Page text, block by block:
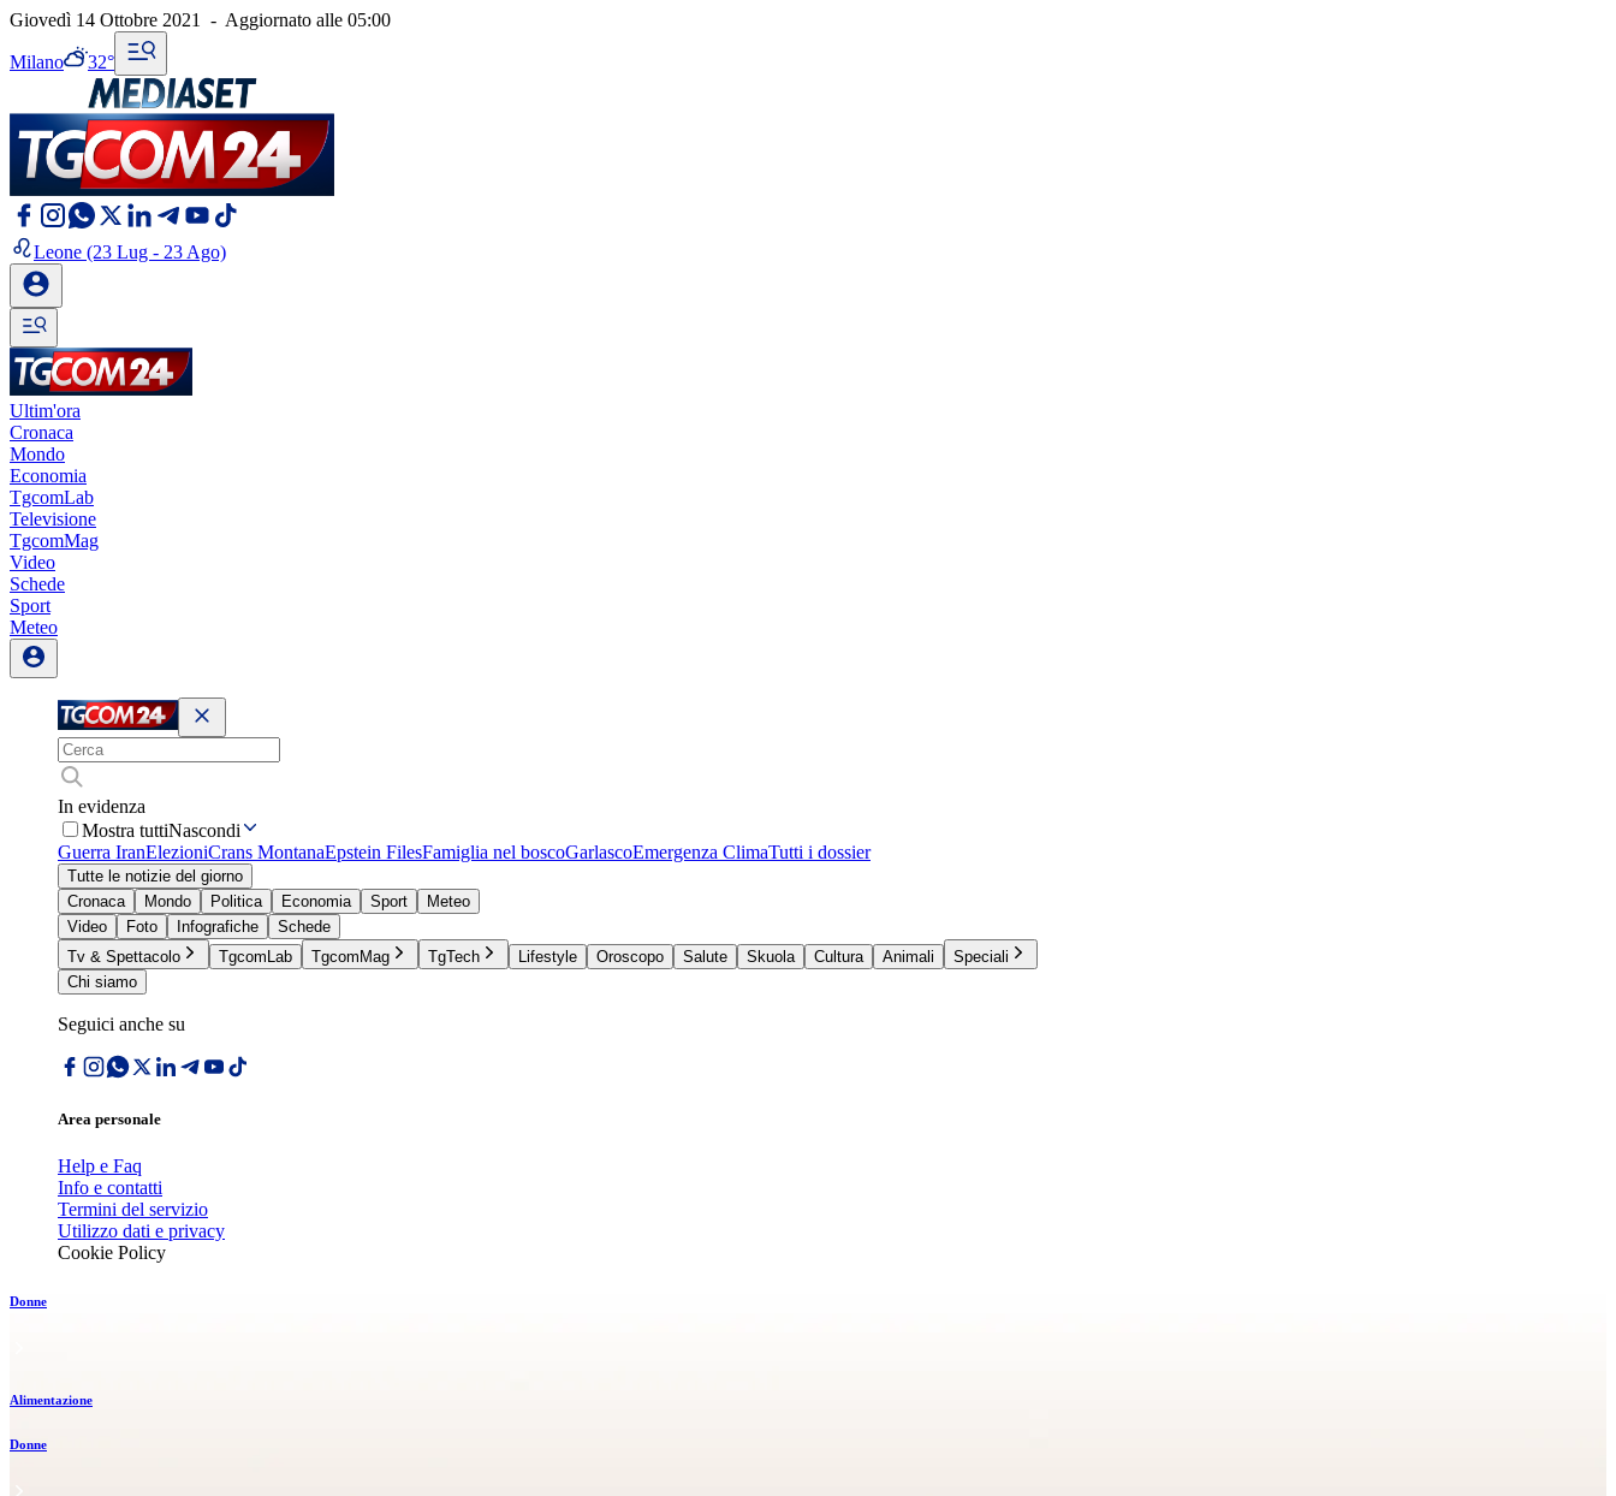
Giovedì 14 Ottobre 2021 - Aggiornato alle 05:00
Milano 32°
Leone (23 Lug - 23 Ago)
Ultim'ora
Cronaca
Mondo
Economia
TgcomLab
Televisione
TgcomMag
Video
Schede
Sport
Meteo
In evidenza
Mostra tuttiNascondi
Guerra IranElezioniCrans MontanaEpstein FilesFamiglia nel boscoGarlascoEmergenza ClimaTutti i dossier
Tutte le notizie del giorno
Cronaca
Mondo Politica Economia Sport
Meteo
Video
Foto Infografiche
Schede
Tv & Spettacolo
TgcomLab TgcomMag TgTech Lifestyle Oroscopo Salute Skuola Cultura Animali
Speciali
Chi siamo
Seguici anche su
Area personale
Help e Faq
Info e contatti
Termini del servizio
Utilizzo dati e privacy
Cookie Policy
Donne
Alimentazione
Donne